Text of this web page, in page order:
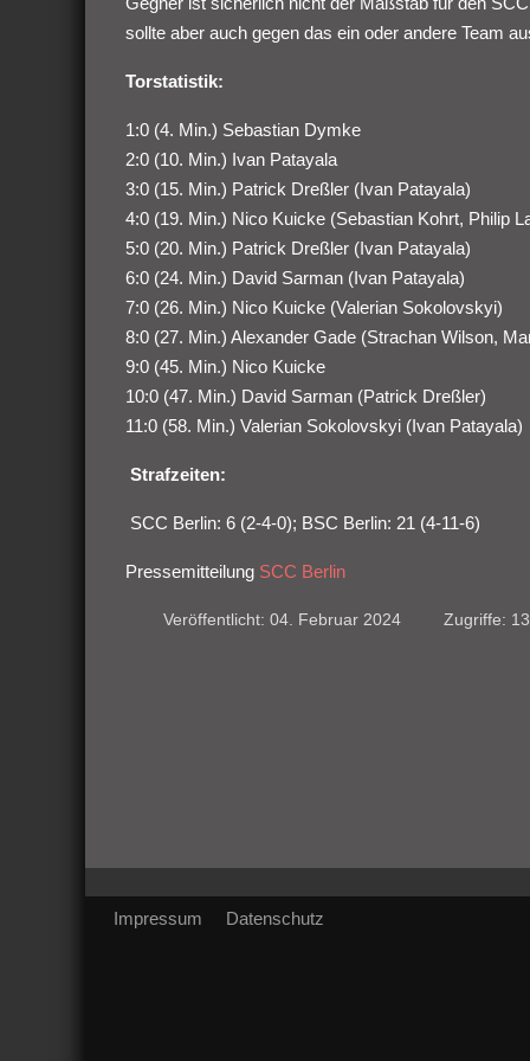
sollte aber auch gegen das ein oder andere Team
Torstatistik:
1:0 (4. Min.) Sebastian Dymke
2:0 (10. Min.) Ivan Patayala
3:0 (15. Min.) Patrick Dreßler (Ivan Patayala)
4:0 (19. Min.) Nico Kuicke (Sebastian Kohrt, Philip
5:0 (20. Min.) Patrick Dreßler (Ivan Patayala)
6:0 (24. Min.) David Sarman (Ivan Patayala)
7:0 (26. Min.) Nico Kuicke (Valerian Sokolovskyi)
8:0 (27. Min.) Alexander Gade (Strachan Wilson,
9:0 (45. Min.) Nico Kuicke
10:0 (47. Min.) David Sarman (Patrick Dreßler)
11:0 (58. Min.) Valerian Sokolovskyi (Ivan Patayala)
Strafzeiten:
SCC Berlin: 6 (2-4-0); BSC Berlin: 21 (4-11-6)
Pressemitteilung SCC Berlin
Veröffentlicht: 04. Februar 2024 Zugriffe:
Impressum Datenschutz